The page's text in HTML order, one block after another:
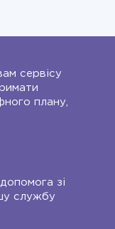
сервісу
плану,
зі
службу